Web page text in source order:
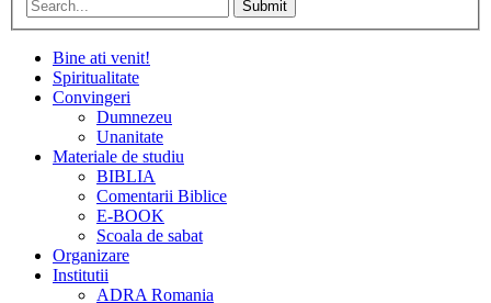
Submit
Bine ati venit!
Spiritualitate
Convingeri
Dumnezeu
Unanitate
Materiale de studiu
BIBLIA
Comentarii Biblice
E-BOOK
Scoala de sabat
Organizare
Institutii
ADRA Romania